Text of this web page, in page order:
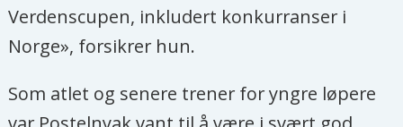
Verdenscupen, inkludert konkurranser i
Norge», forsikrer hun.
Som atlet og senere trener for yngre løpere